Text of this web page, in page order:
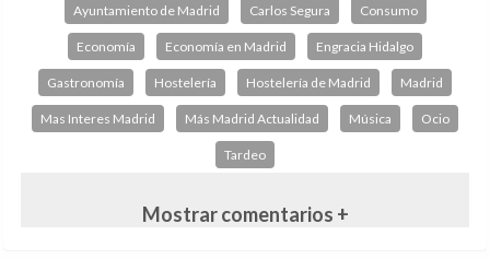
Ayuntamiento de Madrid Carlos Segura Consumo
Economía Economía en Madrid Engracia Hidalgo
Gastronomía Hostelería Hostelería de Madrid Madrid
Mas Interes Madrid Más Madrid Actualidad Música Ocio
Tardeo
Mostrar comentarios +